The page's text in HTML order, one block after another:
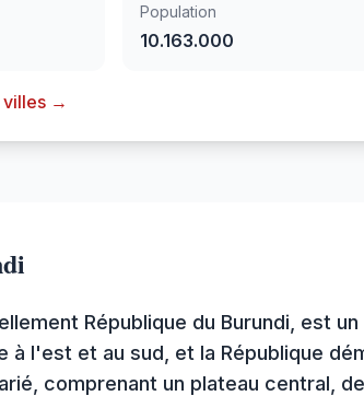
Population
10.163.000
villes →
République du Burundi, est
à l'est et au sud, et la République
comprenant un plateau central,